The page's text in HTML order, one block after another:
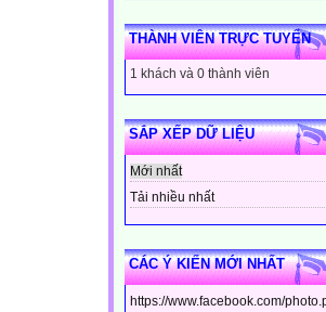
THÀNH VIÊN TRỰC TUYẾN
1 khách và 0 thành viên
SẮP XẾP DỮ LIỆU
Mới nhất
Tải nhiều nhất
CÁC Ý KIẾN MỚI NHẤT
https://www.facebook.com/